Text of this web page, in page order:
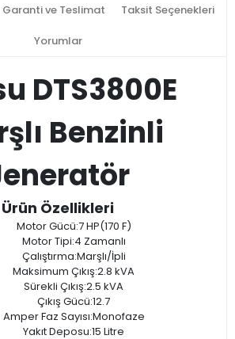
Garanti ve Teslimat Taksit Seçenekleri
Yorumlar
DTS3800E
Benzinli
Ürün Özellikleri
Motor Gücü:7 HP(170 F)
Motor Tipi:4 Zamanlı
Çalıştırma:Marşlı/İpli
Maksimum Çıkış:2.8 kVA
Sürekli Çıkış:2.5 kVA
Çıkış Gücü:12.7
Amper Faz Sayısı:Monofaze
Yakıt Deposu:15 Litre